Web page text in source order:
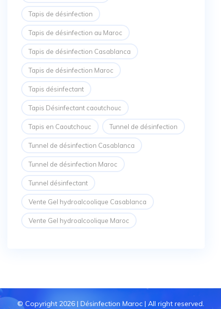
Tapis de désinfection
Tapis de désinfection au Maroc
Tapis de désinfection Casablanca
Tapis de désinfection Maroc
Tapis désinfectant
Tapis Désinfectant caoutchouc
Tapis en Caoutchouc Tunnel de désinfection
Tunnel de désinfection Casablanca
Tunnel de désinfection Maroc
Tunnel désinfectant
Vente Gel hydroalcoolique Casablanca
Vente Gel hydroalcoolique Maroc
© Copyright 2026 | Désinfection Maroc| All right reserved.